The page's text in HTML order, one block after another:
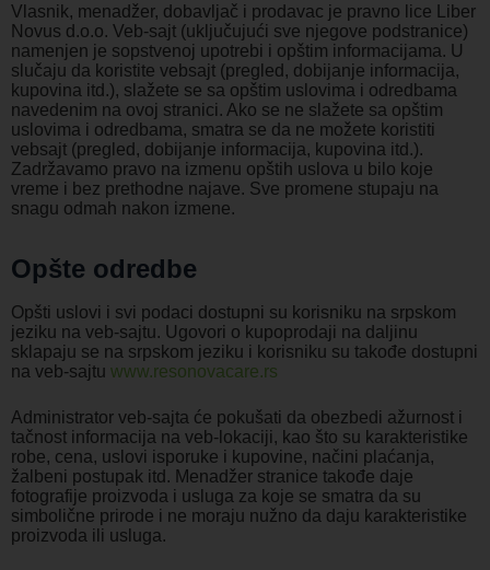
Vlasnik, menadžer, dobavljač i prodavac je pravno lice Liber
Novus d.o.o. Veb-sajt (uključujući sve njegove podstranice)
namenjen je sopstvenoj upotrebi i opštim informacijama. U
slučaju da koristite vebsajt (pregled, dobijanje informacija,
kupovina itd.), slažete se sa opštim uslovima i odredbama
navedenim na ovoj stranici. Ako se ne slažete sa opštim
uslovima i odredbama, smatra se da ne možete koristiti
vebsajt (pregled, dobijanje informacija, kupovina itd.).
Zadržavamo pravo na izmenu opštih uslova u bilo koje
vreme i bez prethodne najave. Sve promene stupaju na
snagu odmah nakon izmene.
Opšte odredbe
Opšti uslovi i svi podaci dostupni su korisniku na srpskom
jeziku na veb-sajtu. Ugovori o kupoprodaji na daljinu
sklapaju se na srpskom jeziku i korisniku su takođe dostupni
na veb-sajtu www.resonovacare.rs
Administrator veb-sajta će pokušati da obezbedi ažurnost i
tačnost informacija na veb-lokaciji, kao što su karakteristike
robe, cena, uslovi isporuke i kupovine, načini plaćanja,
žalbeni postupak itd. Menadžer stranice takođe daje
fotografije proizvoda i usluga za koje se smatra da su
simbolične prirode i ne moraju nužno da daju karakteristike
proizvoda ili usluga.